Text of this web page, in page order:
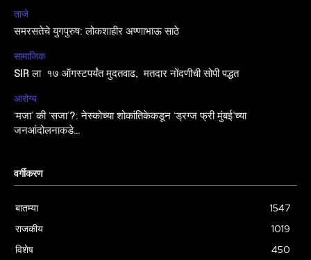
ताजे
समरसतेचे युगपुरुष: लोकशाहीर अण्णाभाऊ साठे
सामाजिक
SIR ला १७ ऑगस्टपर्यंत मुदतवाढ, मतदार नोंदणीची सोपी पद्धत
आरोग्य
‘मजा’ की ‘सजा’?: नेस्कोच्या शोकांतिकेकडून ‘ड्रग्ज फ्री मुंबई’च्या
जनआंदोलनाकडे…
वर्गीकरण
बातम्या
1547
राजकीय
1019
विशेष
450